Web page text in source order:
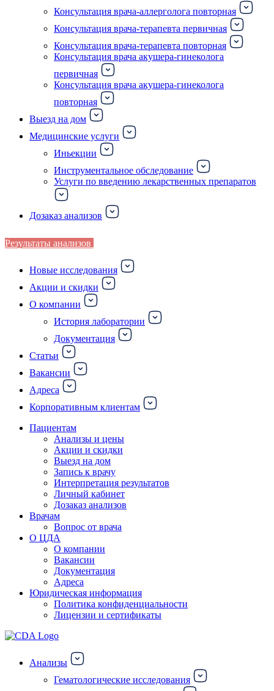
Консультация врача-аллерголога повторная
Консультация врача-терапевта первичная
Консультация врача-терапевта повторная
Консультация врача акушера-гинеколога
первичная
Консультация врача акушера-гинеколога
повторная
Выезд на дом
Медицинские услуги
Иньекции
Инструментальное обследование
Услуги по введению лекарственных препаратов
Дозаказ анализов
Результаты анализов
Новые исследования
Акции и скидки
О компании
История лаборатории
Документация
Статьи
Вакансии
Адреса
Корпоративным клиентам
Пациентам
Анализы и цены
Акции и скидки
Выезд на дом
Запись к врачу
Интерпретация результатов
Личный кабинет
Дозаказ анализов
Врачам
Вопрос от врача
О ЦДА
О компании
Вакансии
Документация
Адреса
Юридическая информация
Политика конфиденциальности
Лицензии и сертификаты
Анализы
Гематологические исследования